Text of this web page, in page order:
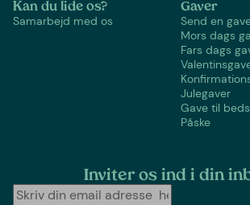
Kan du lide os?
Samarbejd med os
Gaver
Send en
Mors dags
Fars dags
Julegaver
Gave til
Påske
Inviter os ind i din